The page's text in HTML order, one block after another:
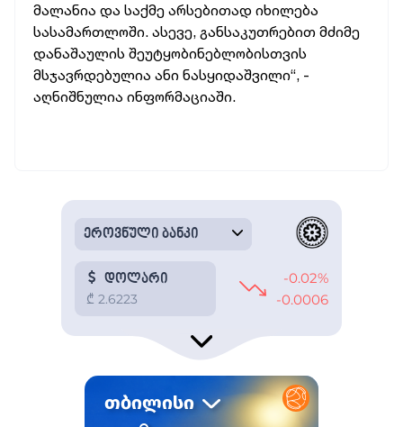
მალანია და საქმე არსებითად იხილება
სასამართლოში. ასევე, განსაკუთრებით მძიმე
დანაშაულის შეუტყობინებლობისთვის
მსჯავრდებულია ანი ნასყიდაშვილი“, -
აღნიშნულია ინფორმაციაში.